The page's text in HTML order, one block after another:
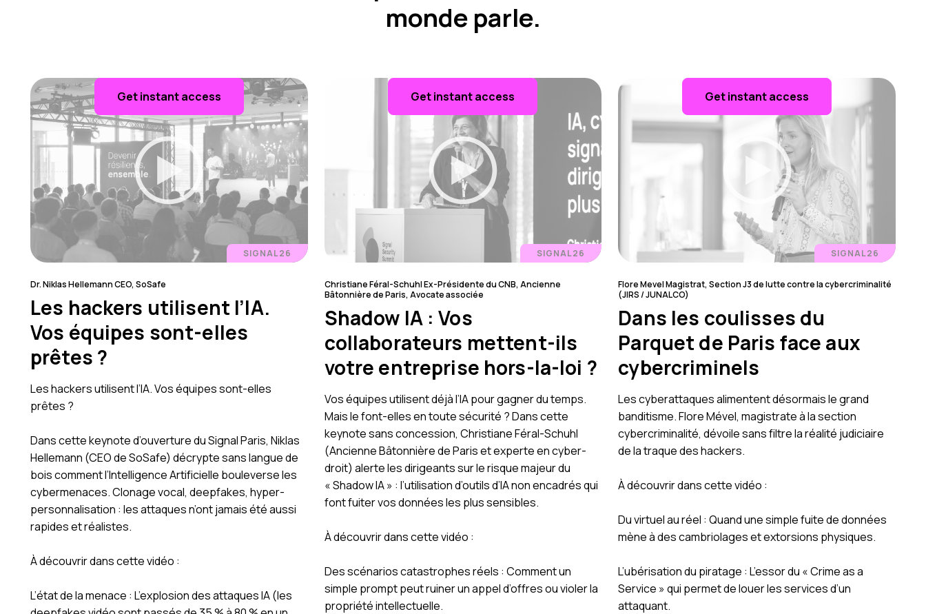
monde parle.
SIGNAL26
Dr. Niklas Hellemann CEO, SoSafe
Les hackers utilisent l’IA.
Vos équipes sont-elles
prêtes ?
Les hackers utilisent l’IA. Vos équipes sont-elles
prêtes ?
Dans cette keynote d’ouverture du Signal Paris, Niklas
Hellemann (CEO de SoSafe) décrypte sans langue de
bois comment l’Intelligence Artificielle bouleverse les
cybermenaces. Clonage vocal, deepfakes, hyper-
personnalisation : les attaques n’ont jamais été aussi
rapides et réalistes.
À découvrir dans cette vidéo :
L’état de la menace : L’explosion des attaques IA (les
Get instant access
SIGNAL26
Christiane Féral-Schuhl Ex-Présidente du CNB, Ancienne
Bâtonnière de Paris, Avocate associée
Shadow IA : Vos
collaborateurs mettent-ils
votre entreprise hors-la-loi ?
Vos équipes utilisent déjà l’IA pour gagner du temps.
Mais le font-elles en toute sécurité ? Dans cette
keynote sans concession, Christiane Féral-Schuhl
(Ancienne Bâtonnière de Paris et experte en cyber-
droit) alerte les dirigeants sur le risque majeur du
« Shadow IA » : l’utilisation d’outils d’IA non encadrés qui
font fuiter vos données les plus sensibles.
À découvrir dans cette vidéo :
Des scénarios catastrophes réels : Comment un
simple prompt peut ruiner un appel d’offres ou violer la
propriété intellectuelle.
Get instant access
SIGNAL26
Flore Mevel Magistrat, Section J3 de lutte contre la cybercriminalité
(JIRS / JUNALCO)
Dans les coulisses du
Parquet de Paris face aux
cybercriminels
Les cyberattaques alimentent désormais le grand
banditisme. Flore Mével, magistrate à la section
cybercriminalité, dévoile sans filtre la réalité judiciaire
de la traque des hackers.
À découvrir dans cette vidéo :
Du virtuel au réel : Quand une simple fuite de données
mène à des cambriolages et extorsions physiques.
L’ubérisation du piratage : L’essor du « Crime as a
Service » qui permet de louer les services d’un
attaquant.
Get instant access